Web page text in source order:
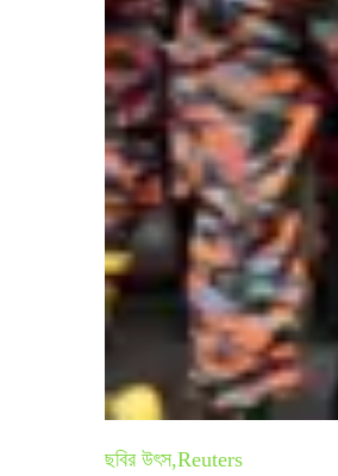
ছবির উৎস,Reuters